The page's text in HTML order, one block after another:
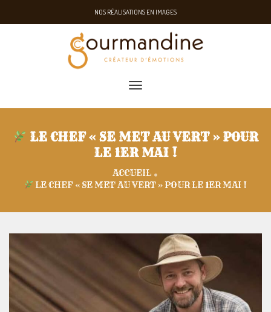
NOS RÉALISATIONS EN IMAGES
toggle navigation
LE CHEF « SE MET AU VERT » POUR
LE 1ER MAI !
ACCUEIL
LE CHEF « SE MET AU VERT » POUR LE 1ER MAI !